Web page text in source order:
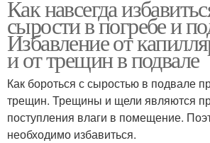
Как навсегда
сырости в погребе и
Избавление от
и от трещин в подвале
Как бороться с сыростью в подвале
трещин. Трещины и щели являются
поступления влаги в помещение.
необходимо избавиться.